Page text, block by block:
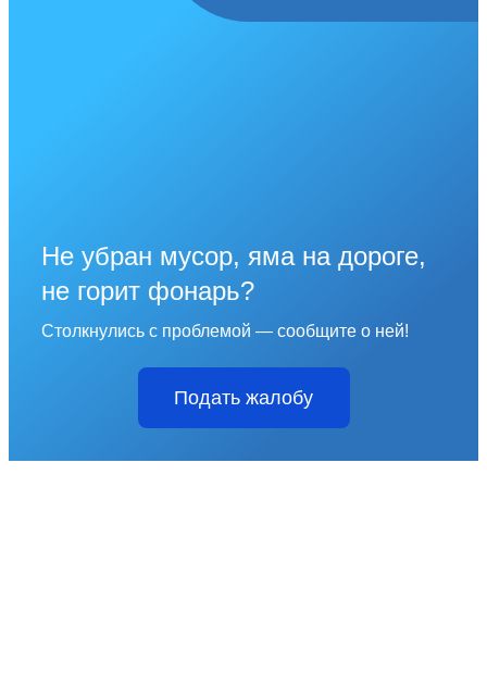
Не убран мусор, яма на дороге,
не горит фонарь?
Столкнулись с проблемой — сообщите о ней!
Подать жалобу